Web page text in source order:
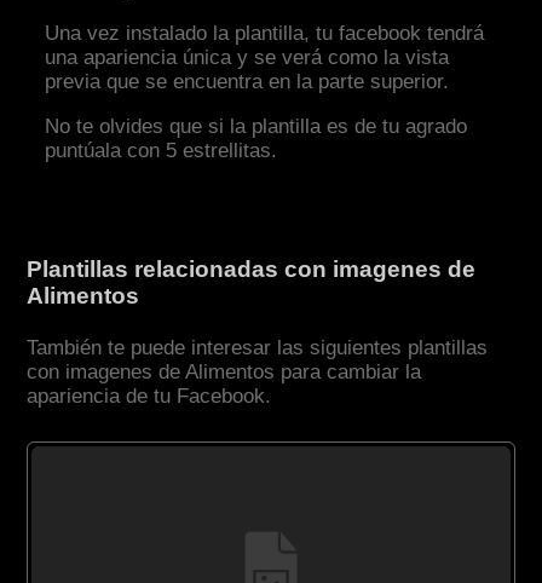
Una vez instalado la plantilla, tu facebook tendrá
una apariencia única y se verá como la vista
previa que se encuentra en la parte superior.
No te olvides que si la plantilla es de tu agrado
puntúala con 5 estrellitas.
Plantillas relacionadas con imagenes de
Alimentos
También te puede interesar las siguientes plantillas
con imagenes de Alimentos para cambiar la
apariencia de tu Facebook.